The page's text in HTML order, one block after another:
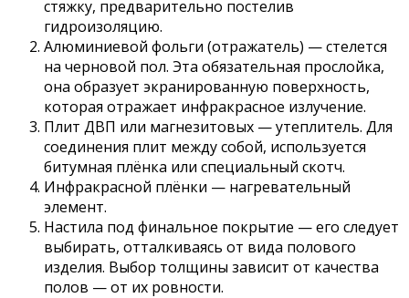
стяжку, предварительно постелив
гидроизоляцию.
Алюминиевой фольги (отражатель) — стелется
на черновой пол. Эта обязательная прослойка,
она образует экранированную поверхность,
которая отражает инфракрасное излучение.
Плит ДВП или магнезитовых — утеплитель. Для
соединения плит между собой, используется
битумная плёнка или специальный скотч.
Инфракрасной плёнки — нагревательный
элемент.
Настила под финальное покрытие — его следует
выбирать, отталкиваясь от вида полового
изделия. Выбор толщины зависит от качества
полов — от их ровности.